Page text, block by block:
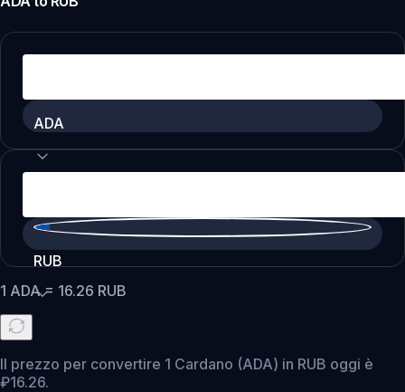
ADA
RUB
1 ADA= 16.26 RUB
Il prezzo per convertire 1 Cardano (ADA) in RUB oggi è
₽16.26.